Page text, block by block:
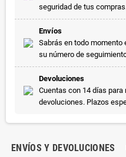
seguridad de tus compras.
Envíos
Sabrás en todo momento
su número de
Devoluciones
Cuentas con 14 días
devoluciones. Plazos
ENVÍOS Y DEVOLUCIONES